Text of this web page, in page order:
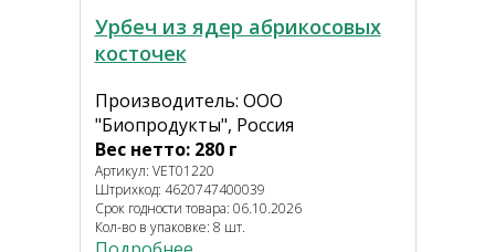
Урбеч из ядер абрикосовых
косточек
Производитель: ООО
"Биопродукты", Россия
Вес нетто: 280 г
Артикул: VET01220
Штрихкод: 4620747400039
Срок годности товара: 06.10.2026
Кол-во в упаковке: 8 шт.